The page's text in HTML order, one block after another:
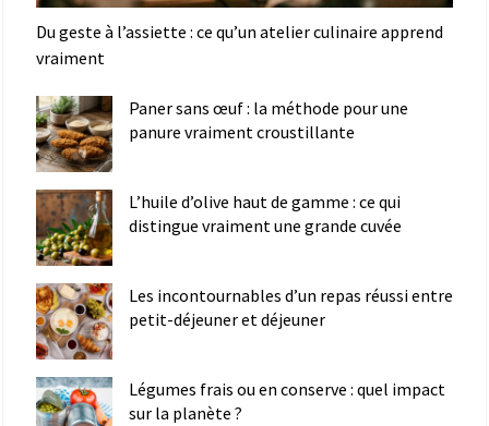
Du geste à l’assiette : ce qu’un atelier culinaire apprend
vraiment
Paner sans œuf : la méthode pour une
panure vraiment croustillante
L’huile d’olive haut de gamme : ce qui
distingue vraiment une grande cuvée
Les incontournables d’un repas réussi entre
petit-déjeuner et déjeuner
Légumes frais ou en conserve : quel impact
sur la planète ?